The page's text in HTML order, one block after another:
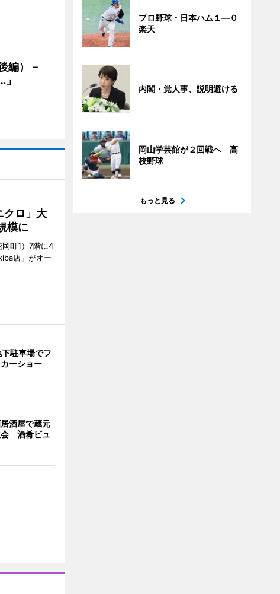
編）－
クロ」大
模に
町1）7階に4
店」がオー
駐車場でフ
ーショー
酒屋で蔵元
会 酒肴ビュ
プロ野球・日本ハム１―０
楽天
内閣・党人事、説明避ける
岡山学芸館が２回戦へ 高
校野球
もっと見る